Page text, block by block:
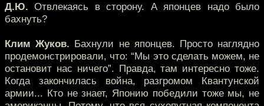
Д.Ю. Отвлекаясь в сторону. А японцев надо было
бахнуть?
Клим Жуков. Бахнули не японцев. Просто наглядно
продемонстрировали, что: “Мы это сделать можем, не
остановит нас ничего”. Правда, там интересно тоже.
Когда закончилась война, разгромом Квантунской
армии... Кто не знает, Японию победили тоже мы, не